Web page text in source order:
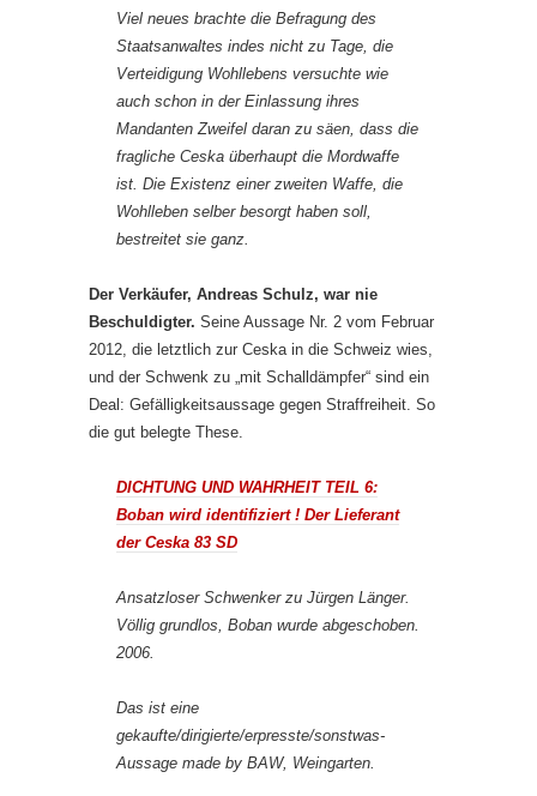
Viel neues brachte die Befragung des
Staatsanwaltes indes nicht zu Tage, die
Verteidigung Wohllebens versuchte wie
auch schon in der Einlassung ihres
Mandanten Zweifel daran zu säen, dass die
fragliche Ceska überhaupt die Mordwaffe
ist. Die Existenz einer zweiten Waffe, die
Wohlleben selber besorgt haben soll,
bestreitet sie ganz.
Der Verkäufer, Andreas Schulz, war nie
Beschuldigter. Seine Aussage Nr. 2 vom Februar
2012, die letztlich zur Ceska in die Schweiz wies,
und der Schwenk zu „mit Schalldämpfer“ sind ein
Deal: Gefälligkeitsaussage gegen Straffreiheit. So
die gut belegte These.
DICHTUNG UND WAHRHEIT TEIL 6:
Boban wird identifiziert ! Der Lieferant
der Ceska 83 SD
Ansatzloser Schwenker zu Jürgen Länger.
Völlig grundlos, Boban wurde abgeschoben.
2006.
Das ist eine
gekaufte/dirigierte/erpresste/sonstwas-
Aussage made by BAW, Weingarten.